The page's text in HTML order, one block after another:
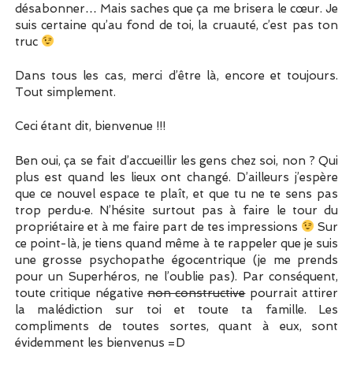
désabonner… Mais saches que ça me brisera le cœur. Je
suis certaine qu’au fond de toi, la cruauté, c’est pas ton
truc
Dans tous les cas, merci d’être là, encore et toujours.
Tout simplement.
Ceci étant dit, bienvenue !!!
Ben oui, ça se fait d’accueillir les gens chez soi, non ? Qui
plus est quand les lieux ont changé. D’ailleurs j’espère
que ce nouvel espace te plaît, et que tu ne te sens pas
trop perdu·e. N’hésite surtout pas à faire le tour du
propriétaire et à me faire part de tes impressions
Sur
ce point-là, je tiens quand même à te rappeler que je suis
une grosse psychopathe égocentrique (je me prends
pour un Superhéros, ne l’oublie pas). Par conséquent,
toute critique négative non constructivepourrait attirer
la malédiction sur toi et toute ta famille. Les
compliments de toutes sortes, quant à eux, sont
évidemment les bienvenus =D